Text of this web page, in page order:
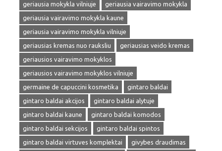
geriausia mokykla vilniuje
geriausia vairavimo mokykla
geriausia vairavimo mokykla kaune
geriausia vairavimo mokykla vilniuje
geriausias kremas nuo rauksliu
geriausias veido kremas
geriausios vairavimo mokyklos
geriausios vairavimo mokyklos vilniuje
germaine de capuccini kosmetika
gintaro baldai
gintaro baldai akcijos
gintaro baldai alytuje
gintaro baldai kaune
gintaro baldai komodos
gintaro baldai sekcijos
gintaro baldai spintos
gintaro baldai virtuves komplektai
givybes draudimas